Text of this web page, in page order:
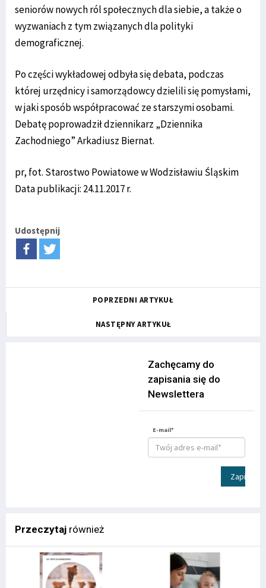
seniorów nowych ról społecznych dla siebie, a także o
wyzwaniach z tym związanych dla polityki
demograficznej.
Po części wykładowej odbyła się debata, podczas
której urzędnicy i samorządowcy dzielili się pomysłami,
w jaki sposób współpracować ze starszymi osobami.
Debatę poprowadził dziennikarz „Dziennika
Zachodniego” Arkadiusz Biernat.
pr, fot. Starostwo Powiatowe w Wodzisławiu Śląskim
Data publikacji: 24.11.2017 r.
Udostępnij
POPRZEDNI ARTYKUŁ
NASTĘPNY ARTYKUŁ
Zachęcamy do
zapisania się do
Newslettera
E-mail*
Zapisz
Przeczytaj również